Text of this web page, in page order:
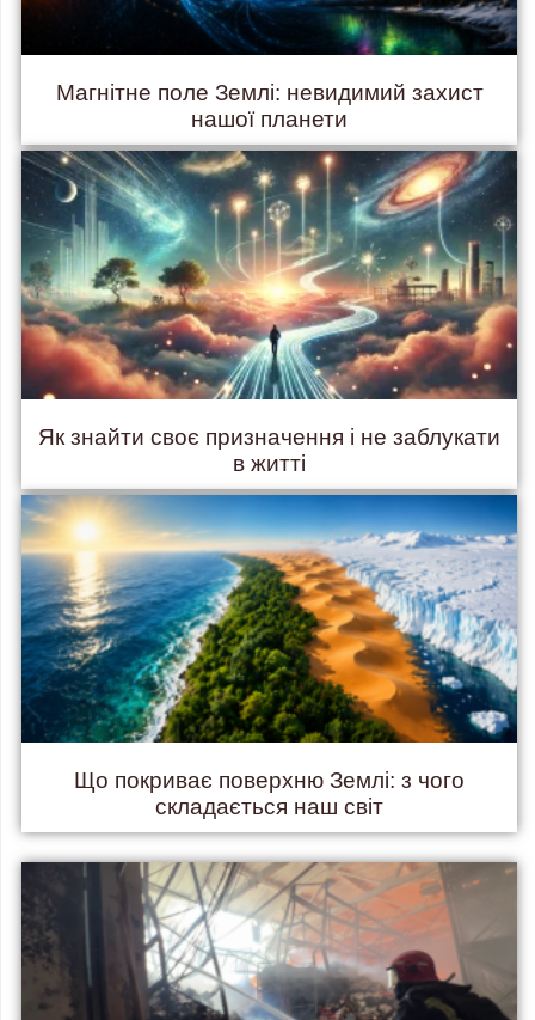
Магнітне поле Землі: невидимий захист
нашої планети
Як знайти своє призначення і не заблукати
в житті
Що покриває поверхню Землі: з чого
складається наш світ